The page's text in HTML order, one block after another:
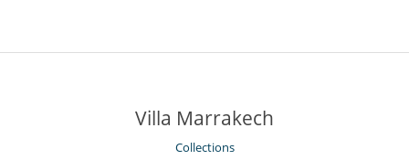
Villa Marrakech
Collections